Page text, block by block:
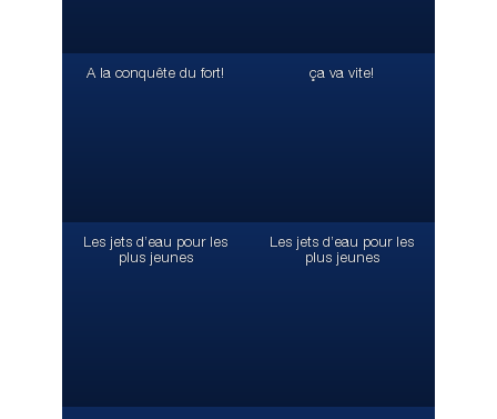
A la conquête du fort! ça va vite!
Les jets d’eau pour les
plus jeunes
Les jets d’eau pour les
plus jeunes